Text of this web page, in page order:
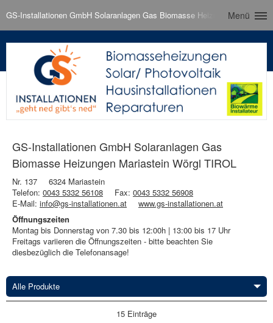
GS-Installationen GmbH Solaranlagen Gas Biomasse HeizungenMenü
GS-Installationen GmbH Solaranlagen Gas
Biomasse Heizungen Mariastein Wörgl TIROL
Nr. 137
6324 Mariastein
Telefon: 0043 5332 56108 Fax: 0043 5332 56908
E-Mail: info@gs-installationen.at
www.gs-installationen.at
Öffnungszeiten
Montag bis Donnerstag von 7.30 bis 12:00h | 13:00 bis 17 Uhr
Freitags variieren die Öffnungszeiten - bitte beachten Sie
diesbezüglich die Telefonansage!
Alle Produkte
15 Einträge